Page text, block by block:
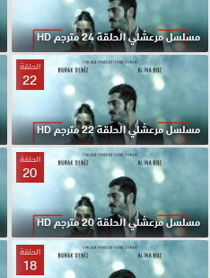
مسلسل مرعشلي الحلقة 24 مترجم HD
الحلقة
22
مسلسل مرعشلي الحلقة 22 مترجم HD
الحلقة
20
مسلسل مرعشلي الحلقة 20 مترجم HD
الحلقة
18